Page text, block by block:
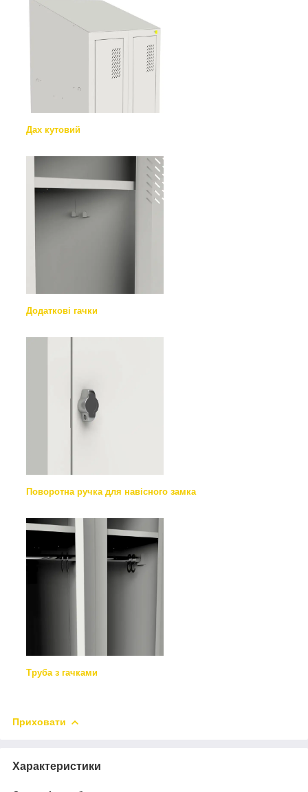
Дах кутовий
Додаткові гачки
Поворотна ручка для навісного замка
Труба з гачками
Приховати
Характеристики